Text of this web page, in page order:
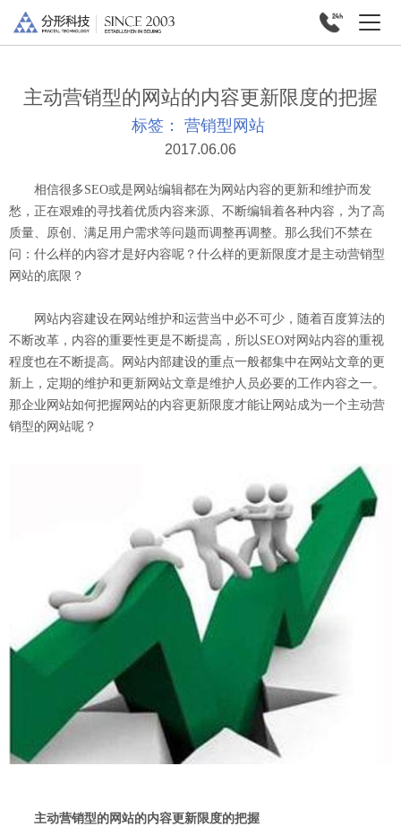
主动营销型的网站的内容更新限度的把握
标签： 营销型网站
2017.06.06
相信很多SEO或是网站编辑都在为网站内容的更新和维护而发
愁，正在艰难的寻找着优质内容来源、不断编辑着各种内容，为了高
质量、原创、满足用户需求等问题而调整再调整。那么我们不禁在
问：什么样的内容才是好内容呢？什么样的更新限度才是主动营销型
网站的底限？
网站内容建设在网站维护和运营当中必不可少，随着百度算法的
不断改革，内容的重要性更是不断提高，所以SEO对网站内容的重视
程度也在不断提高。网站内部建设的重点一般都集中在网站文章的更
新上，定期的维护和更新网站文章是维护人员必要的工作内容之一。
那企业网站如何把握网站的内容更新限度才能让网站成为一个主动营
销型的网站呢？
主动营销型的网站的内容更新限度的把握